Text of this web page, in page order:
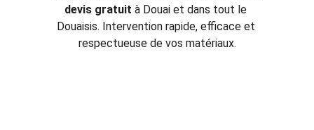
devis gratuit à Douai et dans tout le
Douaisis. Intervention rapide, efficace et
respectueuse de vos matériaux.